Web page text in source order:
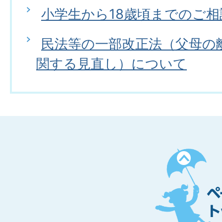
小学生から18歳頃までのご
民法等の一部改正法（父母
関する見直し）について
ペ
ー
ジ
ト